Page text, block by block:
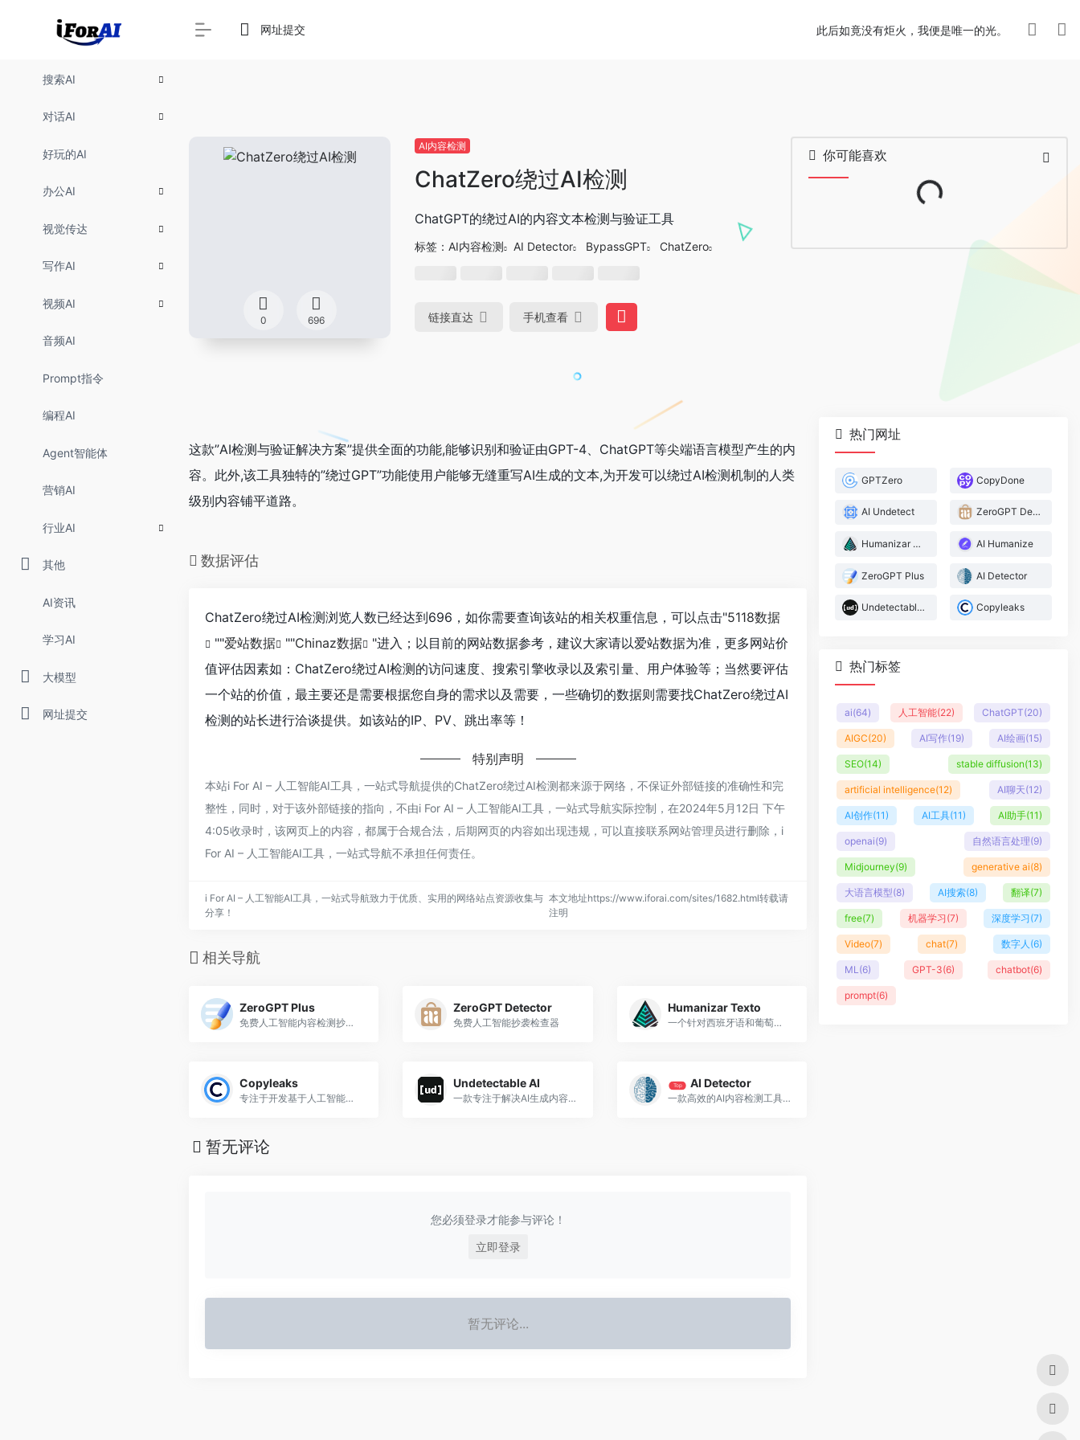
搜索AI
对话AI
好玩的AI
办公AI
视觉传达
写作AI
视频AI
音频AI
Prompt指令
编程AI
Agent智能体
营销AI
行业AI
其他
AI资讯
学习AI
大模型
网址提交
网址提交 此后如竟没有炬火，我便是唯一的光。
0 696
AI内容检测
ChatZero绕过AI检测
ChatGPT的绕过AI的内容文本检测与验证工具
标签： AI内容检测 AI Detector BypassGPT ChatZero
链接直达 手机查看
你可能喜欢 Loading...
这款”AI检测与验证解决方案”提供全面的功能,能够识别和验证由GPT-4、ChatGPT等尖端语言模型产生的内
容。此外,该工具独特的”绕过GPT”功能使用户能够无缝重写AI生成的文本,为开发可以绕过AI检测机制的人类
级别内容铺平道路。
数据评估
ChatZero绕过AI检测浏览人数已经达到696，如你需要查询该站的相关权重信息，可以点击"5118数据
""爱站数据 ""Chinaz数据
"进入；以目前的网站数据参考，建议大家请以爱站数据为准，更多网站价
值评估因素如：ChatZero绕过AI检测的访问速度、搜索引擎收录以及索引量、用户体验等；当然要评估
一个站的价值，最主要还是需要根据您自身的需求以及需要，一些确切的数据则需要找ChatZero绕过AI
检测的站长进行洽谈提供。如该站的IP、PV、跳出率等！
特别声明
本站i For AI – 人工智能AI工具，一站式导航提供的ChatZero绕过AI检测都来源于网络，不保证外部链接的准确性和完
整性，同时，对于该外部链接的指向，不由i For AI – 人工智能AI工具，一站式导航实际控制，在2024年5月12日 下午
4:05收录时，该网页上的内容，都属于合规合法，后期网页的内容如出现违规，可以直接联系网站管理员进行删除，i
For AI – 人工智能AI工具，一站式导航不承担任何责任。
i For AI – 人工智能AI工具，一站式导航致力于优质、实用的网络站点资源收集与
分享！
本文地址https://www.iforai.com/sites/1682.html转载请
注明
相关导航
ZeroGPT Plus
免费人工智能内容检测抄袭检查器
ZeroGPT Detector
免费人工智能抄袭检查器
Humanizar Texto
一个针对西班牙语和葡萄牙语等小语种进行优化的AI文本改写器
Copyleaks
专注于开发基于人工智能和机器学习的内容检测工具，核心功能包括抄袭检测、AI生成内容识别、源代码剽窃检查等
Undetectable AI
一款专注于解决AI生成内容检测问题的工具
Top AI Detector
一款高效的AI内容检测工具，旨在帮助用户识别文本内容是否由人工智能生成
暂无评论
您必须登录才能参与评论！
立即登录
暂无评论...
热门网址
GPTZero CopyDone
AI Undetect ZeroGPT Detector
Humanizar Texto AI Humanize
ZeroGPT Plus AI Detector
Undetectable AI Copyleaks
热门标签
ai(64) 人工智能(22) ChatGPT(20)
AIGC(20) AI写作(19) AI绘画(15)
SEO(14) stable diffusion(13)
artificial intelligence(12) AI聊天(12)
AI创作(11) AI工具(11) AI助手(11)
openai(9) 自然语言处理(9)
Midjourney(9) generative ai(8)
大语言模型(8) AI搜索(8) 翻译(7)
free(7) 机器学习(7) 深度学习(7)
Video(7) chat(7) 数字人 (6)
ML (6) GPT-3(6) chatbot(6)
prompt(6)